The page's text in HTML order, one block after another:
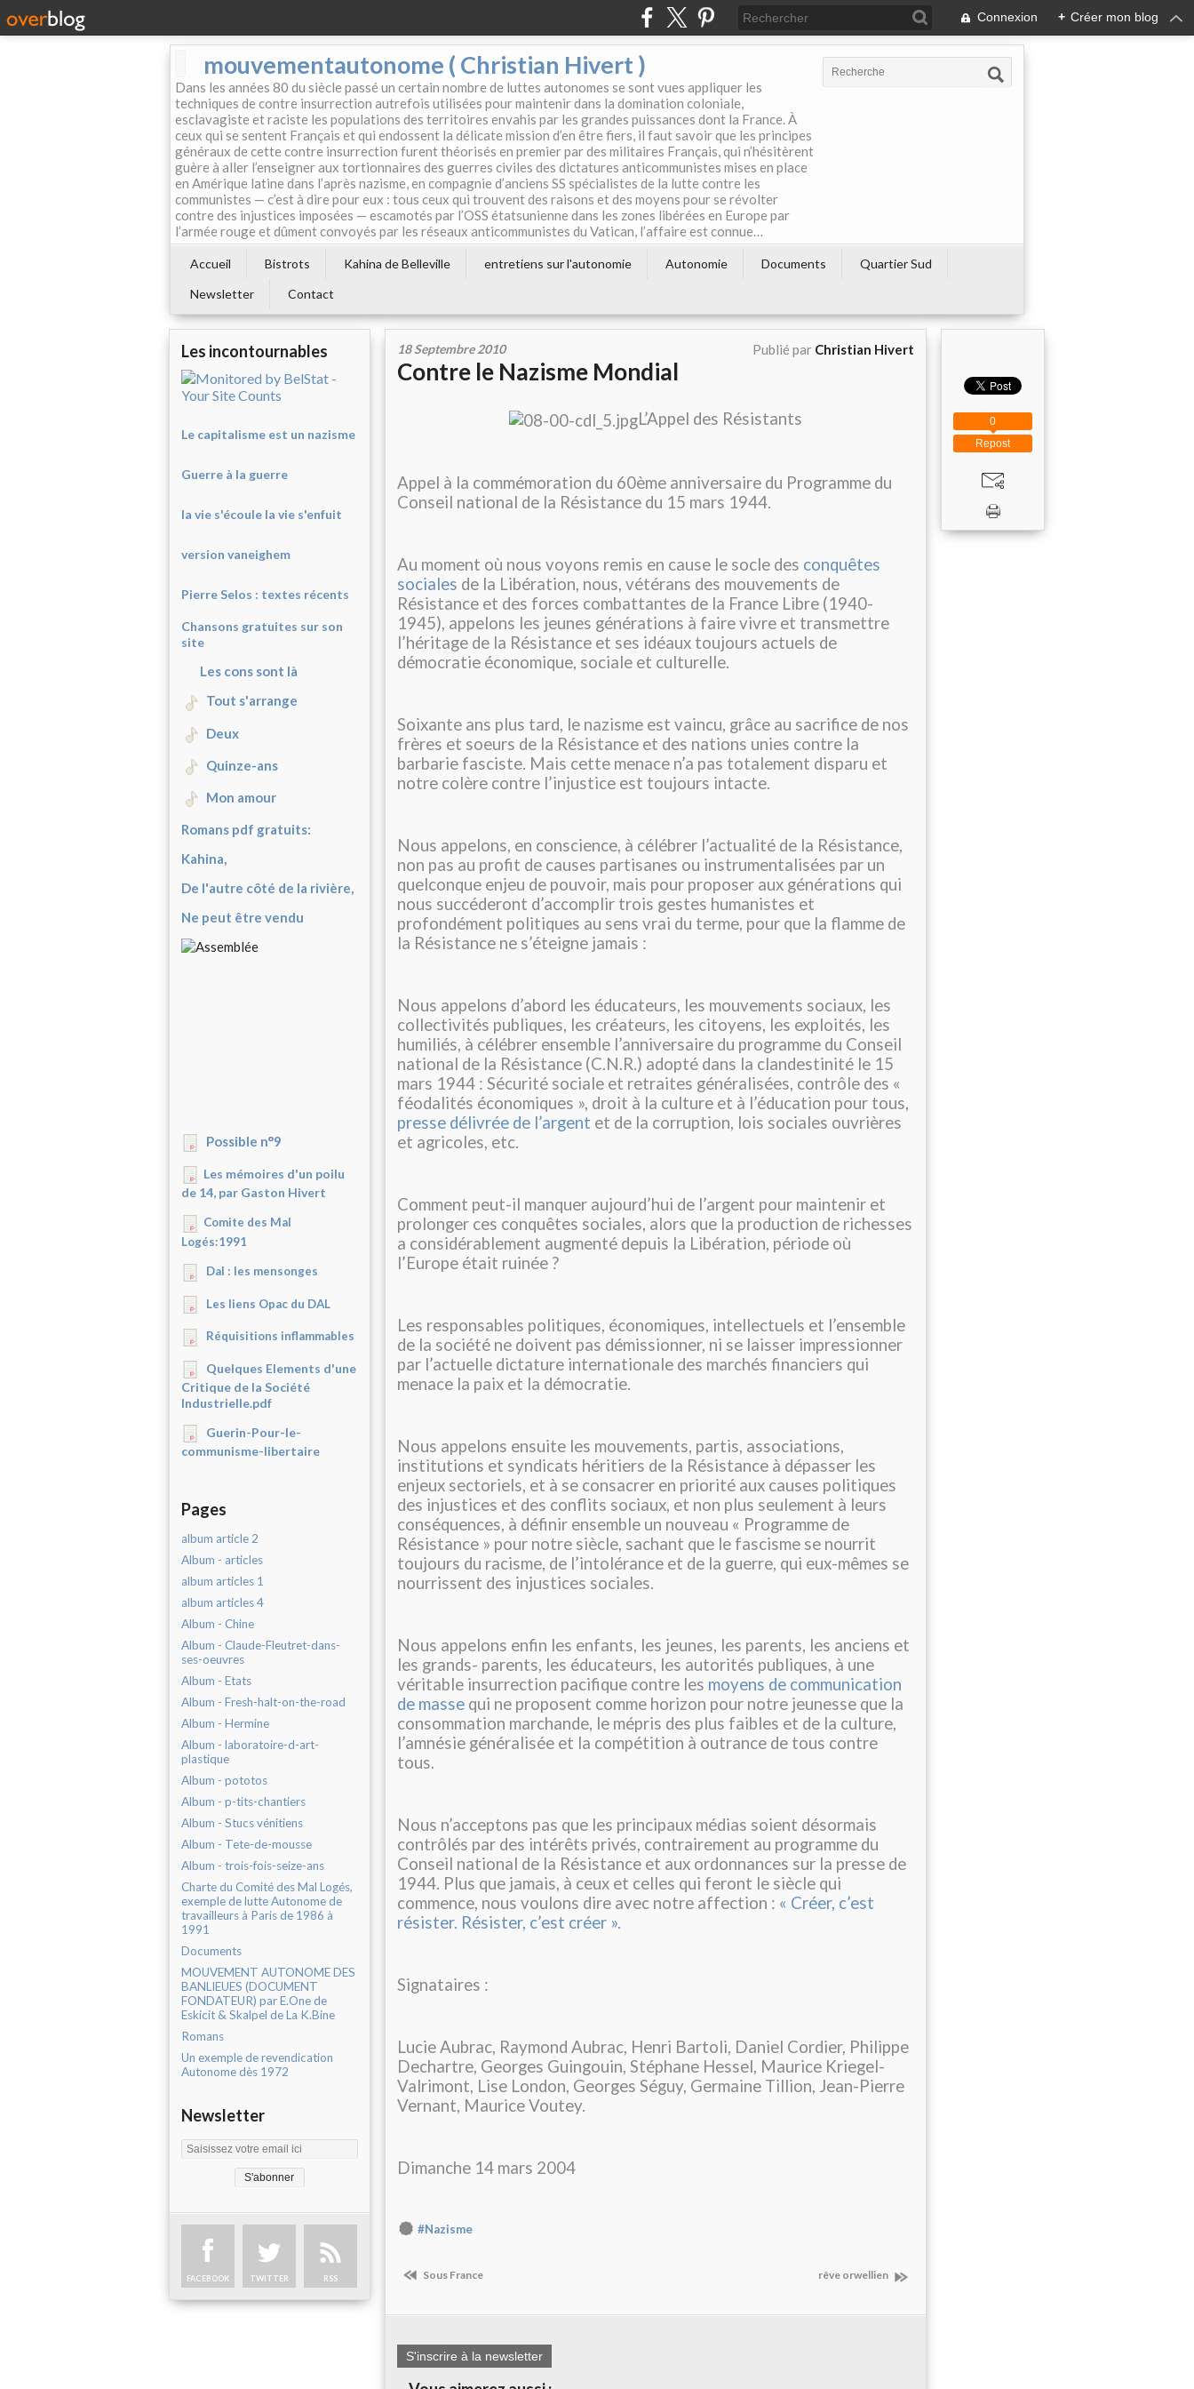
Connexion + Créer mon blog
mouvementautonome ( Christian Hivert )
Dans les années 80 du siècle passé un certain nombre de luttes autonomes se sont vues appliquer les
techniques de contre insurrection autrefois utilisées pour maintenir dans la domination coloniale,
esclavagiste et raciste les populations des territoires envahis par les grandes puissances dont la France. À
ceux qui se sentent Français et qui endossent la délicate mission d’en être fiers, il faut savoir que les principes
généraux de cette contre insurrection furent théorisés en premier par des militaires Français, qui n’hésitèrent
guère à aller l’enseigner aux tortionnaires des guerres civiles des dictatures anticommunistes mises en place
en Amérique latine dans l’après nazisme, en compagnie d’anciens SS spécialistes de la lutte contre les
communistes — c’est à dire pour eux : tous ceux qui trouvent des raisons et des moyens pour se révolter
contre des injustices imposées — escamotés par l’OSS étatsunienne dans les zones libérées en Europe par
l’armée rouge et dûment convoyés par les réseaux anticommunistes du Vatican, l’affaire est connue…
Accueil Bistrots Kahina de Belleville entretiens sur l'autonomie Autonomie Documents
Quartier Sud
Newsletter
Contact
Les incontournables
Le capitalisme est un nazisme
Guerre à la guerre
la vie s'écoule la vie s'enfuit
version vaneighem
Pierre Selos : textes récents
Chansons gratuites sur son
site
Les cons sont là
Tout s'arrange
Deux
Quinze-ans
Mon amour
Romans pdf gratuits:
Kahina,
De l'autre côté de la rivière,
Ne peut être vendu
Possible n°9
Les mémoires d'un poilu
de 14, par Gaston Hivert
Comite des Mal
Logés:1991
Dal : les mensonges
Les liens Opac du DAL
Réquisitions inflammables
Quelques Elements d'une
Critique de la Société
Industrielle.pdf
Guerin-Pour-le-
communisme-libertaire
Pages
album article 2
Album - articles
album articles 1
album articles 4
Album - Chine
Album - Claude-Fleutret-dans-
ses-oeuvres
Album - Etats
Album - Fresh-halt-on-the-road
Album - Hermine
Album - laboratoire-d-art-
plastique
Album - pototos
Album - p-tits-chantiers
Album - Stucs vénitiens
Album - Tete-de-mousse
Album - trois-fois-seize-ans
Charte du Comité des Mal Logés,
exemple de lutte Autonome de
travailleurs à Paris de 1986 à
1991
Documents
MOUVEMENT AUTONOME DES
BANLIEUES (DOCUMENT
FONDATEUR) par E.One de
Eskicit & Skalpel de La K.Bine
Romans
Un exemple de revendication
Autonome dès 1972
Newsletter
FACEBOOK TWITTER RSS
18 Septembre 2010 Publié par Christian Hivert
Contre le Nazisme Mondial
L’Appel des Résistants
Appel à la commémoration du 60ème anniversaire du Programme du
Conseil national de la Résistance du 15 mars 1944.
Au moment où nous voyons remis en cause le socle des conquêtes
sociales de la Libération, nous, vétérans des mouvements de
Résistance et des forces combattantes de la France Libre (1940-
1945), appelons les jeunes générations à faire vivre et transmettre
l’héritage de la Résistance et ses idéaux toujours actuels de
démocratie économique, sociale et culturelle.
Soixante ans plus tard, le nazisme est vaincu, grâce au sacrifice de nos
frères et soeurs de la Résistance et des nations unies contre la
barbarie fasciste. Mais cette menace n’a pas totalement disparu et
notre colère contre l’injustice est toujours intacte.
Nous appelons, en conscience, à célébrer l’actualité de la Résistance,
non pas au profit de causes partisanes ou instrumentalisées par un
quelconque enjeu de pouvoir, mais pour proposer aux générations qui
nous succéderont d’accomplir trois gestes humanistes et
profondément politiques au sens vrai du terme, pour que la flamme de
la Résistance ne s’éteigne jamais :
Nous appelons d’abord les éducateurs, les mouvements sociaux, les
collectivités publiques, les créateurs, les citoyens, les exploités, les
humiliés, à célébrer ensemble l’anniversaire du programme du Conseil
national de la Résistance (C.N.R.) adopté dans la clandestinité le 15
mars 1944 : Sécurité sociale et retraites généralisées, contrôle des «
féodalités économiques », droit à la culture et à l’éducation pour tous,
presse délivrée de l’argent et de la corruption, lois sociales ouvrières
et agricoles, etc.
Comment peut-il manquer aujourd’hui de l’argent pour maintenir et
prolonger ces conquêtes sociales, alors que la production de richesses
a considérablement augmenté depuis la Libération, période où
l’Europe était ruinée ?
Les responsables politiques, économiques, intellectuels et l’ensemble
de la société ne doivent pas démissionner, ni se laisser impressionner
par l’actuelle dictature internationale des marchés financiers qui
menace la paix et la démocratie.
Nous appelons ensuite les mouvements, partis, associations,
institutions et syndicats héritiers de la Résistance à dépasser les
enjeux sectoriels, et à se consacrer en priorité aux causes politiques
des injustices et des conflits sociaux, et non plus seulement à leurs
conséquences, à définir ensemble un nouveau « Programme de
Résistance » pour notre siècle, sachant que le fascisme se nourrit
toujours du racisme, de l’intolérance et de la guerre, qui eux-mêmes se
nourrissent des injustices sociales.
Nous appelons enfin les enfants, les jeunes, les parents, les anciens et
les grands- parents, les éducateurs, les autorités publiques, à une
véritable insurrection pacifique contre les moyens de communication
de masse qui ne proposent comme horizon pour notre jeunesse que la
consommation marchande, le mépris des plus faibles et de la culture,
l’amnésie généralisée et la compétition à outrance de tous contre
tous.
Nous n’acceptons pas que les principaux médias soient désormais
contrôlés par des intérêts privés, contrairement au programme du
Conseil national de la Résistance et aux ordonnances sur la presse de
1944. Plus que jamais, à ceux et celles qui feront le siècle qui
commence, nous voulons dire avec notre affection : « Créer, c’est
résister. Résister, c’est créer ».
Signataires :
Lucie Aubrac, Raymond Aubrac, Henri Bartoli, Daniel Cordier, Philippe
Dechartre, Georges Guingouin, Stéphane Hessel, Maurice Kriegel-
Valrimont, Lise London, Georges Séguy, Germaine Tillion, Jean-Pierre
Vernant, Maurice Voutey.
Dimanche 14 mars 2004
#Nazisme
Sous France rêve orwellien
S'inscrire à la newsletter
Repost
0